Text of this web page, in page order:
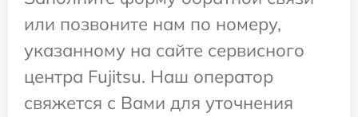
или позвоните нам по номеру,
указанному на сайте сервисного
центра Fujitsu. Наш оператор
свяжется с Вами для уточнения